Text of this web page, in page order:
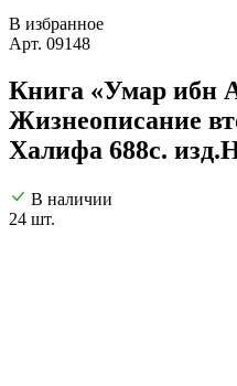
В избранное
Арт. 09148
Книга «Умар ибн
Жизнеописание
Халифа 688с.
В наличии
24 шт.